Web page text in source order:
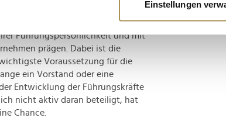
mehr darüber, wie Ihre persönlichen Daten
Cookies, um Inhalte und Anzeigen zu
auf unsere Website zu analysieren. Außerdem
Partner für soziale Medien, Werbung und
mit weiteren Daten zusammen, die Sie ihnen
haben.
Einstellungen
die auch
müssen das nötige
Führungspersönlichkeit und mit
prägen. Dabei ist die
Voraussetzung für die
ein Vorstand oder eine
Entwicklung der Führungskräfte
nicht aktiv daran beteiligt, hat
Chance.